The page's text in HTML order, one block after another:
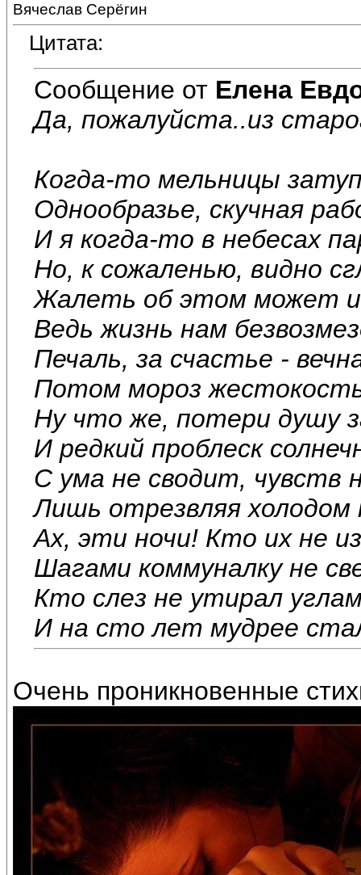
Вячеслав Серёгин
Цитата:
Сообщение от Елена
Да, пожалуйста..из
Когда-то мельницы
Однообразье, скучная
И я когда-то в небесах
Но, к сожаленью, видно
Жалеть об этом может и
Ведь жизнь нам
Печаль, за счастье -
Потом мороз
Ну что же, потери душу
И редкий проблеск
С ума не сводит, чувств
Лишь отрезвляя холодом
Ах, эти ночи! Кто их не
Шагами коммуналку не
Кто слез не утирал
И на сто лет мудрее
Очень проникновенные